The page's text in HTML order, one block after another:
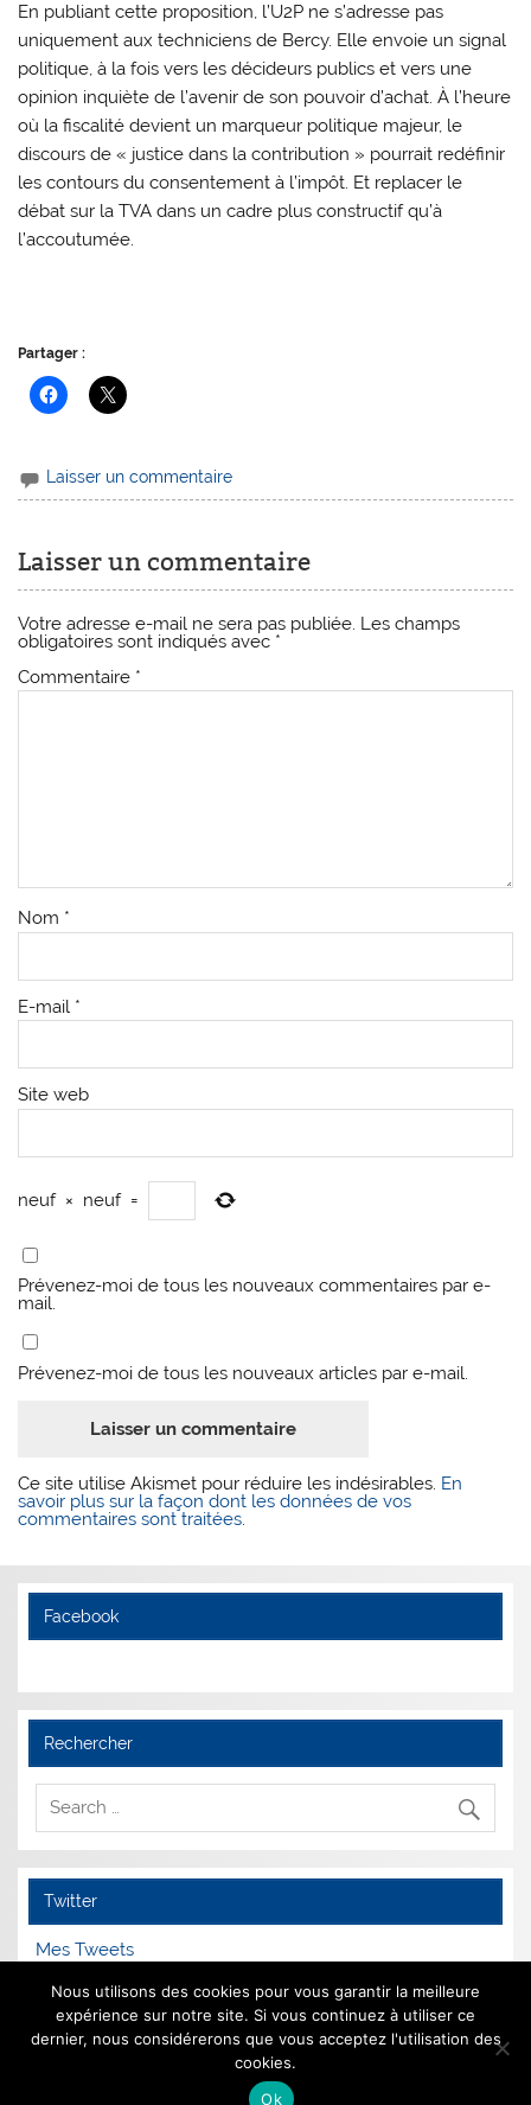
En publiant cette proposition, l’U2P ne s’adresse pas
uniquement aux techniciens de Bercy. Elle envoie un signal
politique, à la fois vers les décideurs publics et vers une
opinion inquiète de l’avenir de son pouvoir d’achat. À l’heure
où la fiscalité devient un marqueur politique majeur, le
discours de « justice dans la contribution » pourrait redéfinir
les contours du consentement à l’impôt. Et replacer le
débat sur la TVA dans un cadre plus constructif qu’à
l’accoutumée.
Partager :
Laisser un commentaire
Laisser un commentaire
Votre adresse e-mail ne sera pas publiée. Les champs
obligatoires sont indiqués avec *
Commentaire *
Nom *
E-mail *
Site web
neuf × neuf =
Prévenez-moi de tous les nouveaux commentaires par e-
mail.
Prévenez-moi de tous les nouveaux articles par e-mail.
Ce site utilise Akismet pour réduire les indésirables. En
savoir plus sur la façon dont les données de vos
commentaires sont traitées.
Facebook
Rechercher
Twitter
Mes Tweets
Mentions Légales
Nous utilisons des cookies pour vous garantir la meilleure
expérience sur notre site. Si vous continuez à utiliser ce
dernier, nous considérerons que vous acceptez l'utilisation des
cookies.
Ok